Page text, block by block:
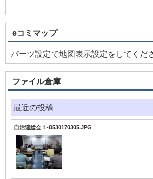
eコミマップ
パーツ設定で地図表示設定をしてくだ
ファイル倉庫
最近の投稿
自治連総会１-0530170305.JPG